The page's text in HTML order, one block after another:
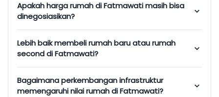
Apakah harga rumah di Fatmawati masih bisa
dinegosiasikan?
Lebih baik membeli rumah baru atau rumah
second di Fatmawati?
Bagaimana perkembangan infrastruktur
memengaruhi nilai rumah di Fatmawati?